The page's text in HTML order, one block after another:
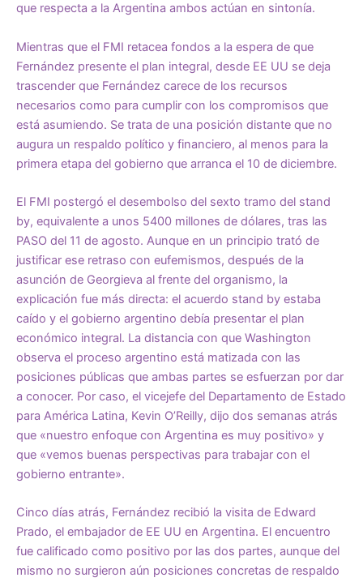
que respecta a la Argentina ambos actúan en sintonía.
Mientras que el FMI retacea fondos a la espera de que
Fernández presente el plan integral, desde EE UU se deja
trascender que Fernández carece de los recursos
necesarios como para cumplir con los compromisos que
está asumiendo. Se trata de una posición distante que no
augura un respaldo político y financiero, al menos para la
primera etapa del gobierno que arranca el 10 de diciembre.
El FMI postergó el desembolso del sexto tramo del stand
by, equivalente a unos 5400 millones de dólares, tras las
PASO del 11 de agosto. Aunque en un principio trató de
justificar ese retraso con eufemismos, después de la
asunción de Georgieva al frente del organismo, la
explicación fue más directa: el acuerdo stand by estaba
caído y el gobierno argentino debía presentar el plan
económico integral. La distancia con que Washington
observa el proceso argentino está matizada con las
posiciones públicas que ambas partes se esfuerzan por dar
a conocer. Por caso, el vicejefe del Departamento de Estado
para América Latina, Kevin O’Reilly, dijo dos semanas atrás
que «nuestro enfoque con Argentina es muy positivo» y
que «vemos buenas perspectivas para trabajar con el
gobierno entrante».
Cinco días atrás, Fernández recibió la visita de Edward
Prado, el embajador de EE UU en Argentina. El encuentro
fue calificado como positivo por las dos partes, aunque del
mismo no surgieron aún posiciones concretas de respaldo